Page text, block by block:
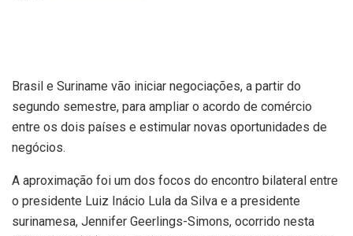
Brasil e Suriname vão iniciar negociações, a partir do
segundo semestre, para ampliar o acordo de comércio
entre os dois países e estimular novas oportunidades de
negócios.
A aproximação foi um dos focos do encontro bilateral entre
o presidente Luiz Inácio Lula da Silva e a presidente
surinamesa, Jennifer Geerlings-Simons, ocorrido nesta